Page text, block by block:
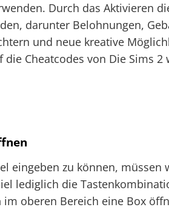
Durch das Aktivieren
darunter Belohnungen,
und neue kreative
Cheatcodes von Die Sims
eingeben zu können,
lediglich die
oberen Bereich eine Box